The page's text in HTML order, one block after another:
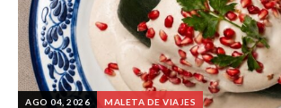
AGO 04, 2026 MALETA DE VIAJES